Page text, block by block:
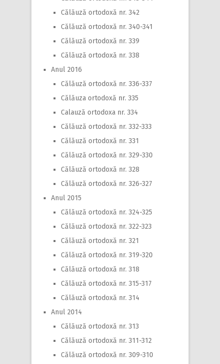
Călăuză ortodoxă nr. 342
Călăuză ortodoxă nr. 340-341
Călăuză ortodoxă nr. 339
Călăuză ortodoxă nr. 338
Anul 2016
Călăuză ortodoxă nr. 336-337
Călăuza ortodoxă nr. 335
Calauză ortodoxa nr. 334
Călăuză ortodoxă nr. 332-333
Călăuză ortodoxă nr. 331
Călăuză ortodoxă nr. 329-330
Călăuză ortodoxă nr. 328
Călăuză ortodoxă nr. 326-327
Anul 2015
Călăuză ortodoxă nr. 324-325
Călăuză ortodoxă nr. 322-323
Călăuză ortodoxă nr. 321
Călăuză ortodoxă nr. 319-320
Călăuză ortodoxă nr. 318
Călăuză ortodoxă nr. 315-317
Călăuză ortodoxă nr. 314
Anul 2014
Călăuză ortodoxă nr. 313
Călăuză ortodoxă nr. 311-312
Călăuză ortodoxă nr. 309-310